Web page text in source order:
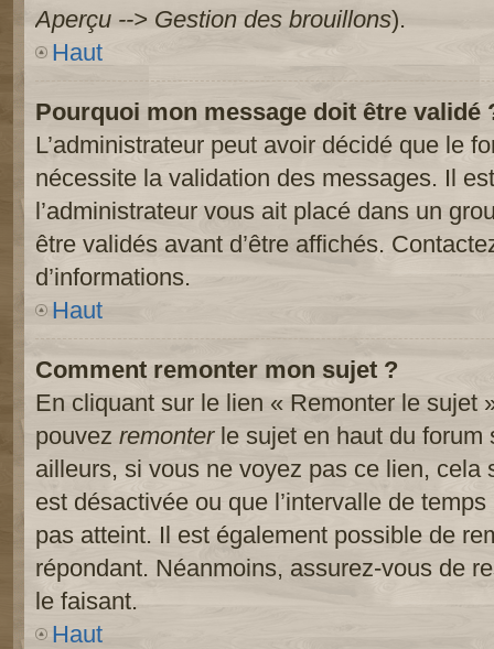
Aperçu --> Gestion des brouillons).
Haut
Pourquoi mon message doit être validé
L’administrateur peut avoir décidé que le
nécessite la validation des messages. Il
l’administrateur vous ait placé dans un
être validés avant d’être affichés.
d’informations.
Haut
Comment remonter mon sujet ?
En cliquant sur le lien « Remonter le sujet
pouvez remonterle sujet en haut du forum
ailleurs, si vous ne voyez pas ce lien, cela
est désactivée ou que l’intervalle de
pas atteint. Il est également possible de
répondant. Néanmoins, assurez-vous de
le faisant.
Haut